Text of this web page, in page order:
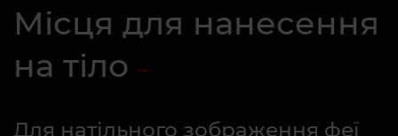
Місця для нанесення
на тіло
Для натільного зображення феї